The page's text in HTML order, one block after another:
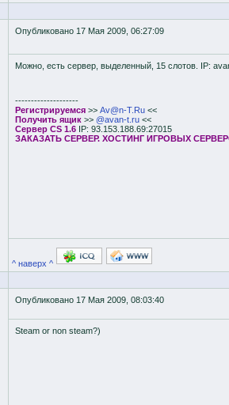
Опубликовано 17 Мая 2009, 06:27:09
Можно, есть сервер, выделенный, 15 слотов. IP:
--------------------
Регистрируемся >> Av@n-T.Ru <<
Получить ящик >> @avan-t.ru <<
Сервер CS 1.6 IP: 93.153.188.69:27015
ЗАКАЗАТЬ СЕРВЕР. ХОСТИНГ ИГРОВЫХ
^ наверх ^
Опубликовано 17 Мая 2009, 08:03:40
Steam or non steam?)